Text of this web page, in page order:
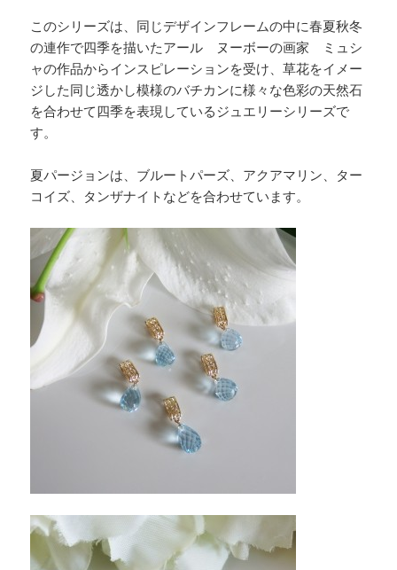
このシリーズは、同じデザインフレームの中に春夏秋冬
の連作で四季を描いたアール ヌーボーの画家 ミュシ
ャの作品からインスピレーションを受け、草花をイメー
ジした同じ透かし模様のバチカンに様々な色彩の天然石
を合わせて四季を表現しているジュエリーシリーズで
す。
夏パージョンは、ブルートパーズ、アクアマリン、ター
コイズ、タンザナイトなどを合わせています。